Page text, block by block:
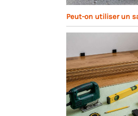
Peut-on utiliser un